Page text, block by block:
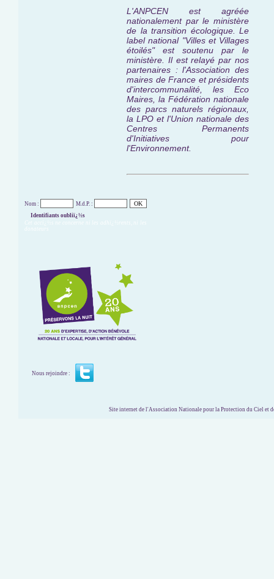
L'ANPCEN est agréée
nationalement par le ministère
de la transition écologique. Le
label national "Villes et Villages
étoilés" est soutenu par le
ministère. Il est relayé par nos
partenaires : l'Association des
maires de France et présidents
d'intercommunalité, les Eco
Maires, la Fédération nationale
des parcs naturels régionaux,
la LPO et l'Union nationale des
Centres Permanents
d'Initiatives pour
l'Environnement.
Nom :
M.d.P. :
Identifiants oubliï¿½s
Nous rejoindre :
Site internet de l'Association Nationale pour la Protection du Ciel et de